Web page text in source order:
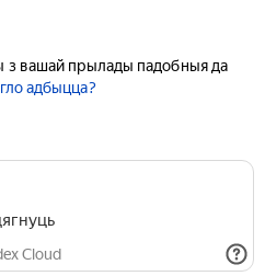
з вашай прылады падобныя да
адбыцца?
Cloud